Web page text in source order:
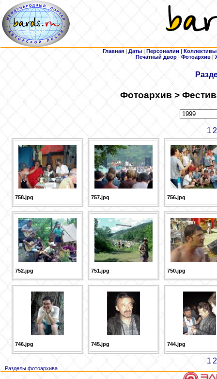
Главная | Даты | Персоналии | Коллективы
Печатный двор |Фотоархив |
Фотоархив >
1 2
758.jpg 757.jpg 756.jpg
752.jpg 751.jpg 750.jpg
746.jpg 745.jpg 744.jpg
1 2
Разделы фотоархива